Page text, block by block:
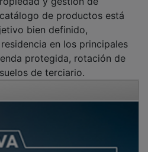
de productos está
bien definido,
en los principales
protegida, rotación de
de terciario.